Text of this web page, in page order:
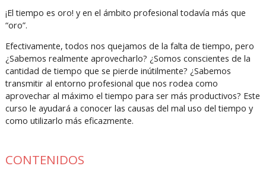
¡El tiempo es oro! y en el ámbito profesional todavía más que
“oro”.
Efectivamente, todos nos quejamos de la falta de tiempo, pero
¿Sabemos realmente aprovecharlo? ¿Somos conscientes de la
cantidad de tiempo que se pierde inútilmente? ¿Sabemos
transmitir al entorno profesional que nos rodea como
aprovechar al máximo el tiempo para ser más productivos? Este
curso le ayudará a conocer las causas del mal uso del tiempo y
como utilizarlo más eficazmente.
CONTENIDOS